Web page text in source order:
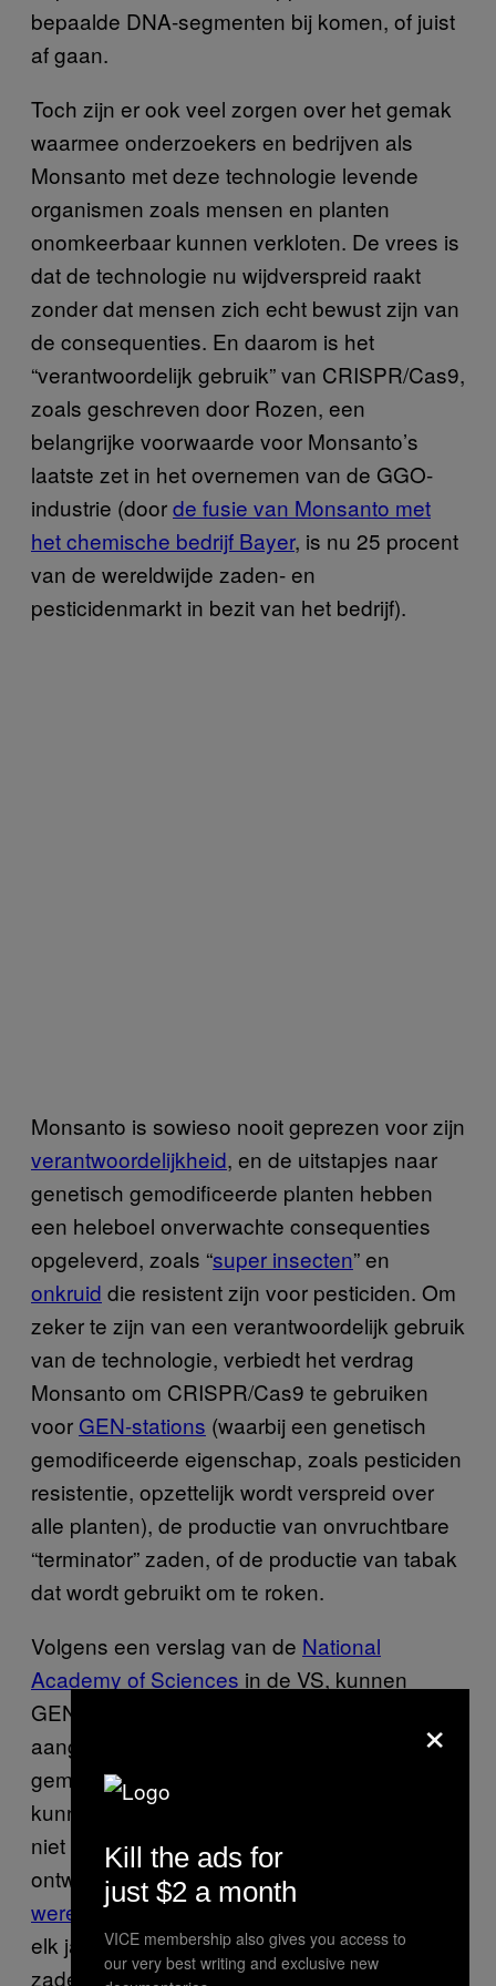
bepaalde DNA-segmenten bij komen, of juist
af gaan.
Toch zijn er ook veel zorgen over het gemak
waarmee onderzoekers en bedrijven als
Monsanto met deze technologie levende
organismen zoals mensen en planten
onomkeerbaar kunnen verkloten. De vrees is
dat de technologie nu wijdverspreid raakt
zonder dat mensen zich echt bewust zijn van
de consequenties. En daarom is het
“verantwoordelijk gebruik” van CRISPR/Cas9,
zoals geschreven door Rozen, een
belangrijke voorwaarde voor Monsanto’s
laatste zet in het overnemen van de GGO-
industrie (doorde fusie van Monsanto met
het chemische bedrijf Bayer, is nu 25 procent
van de wereldwijde zaden- en
pesticidenmarkt in bezit van het bedrijf).
Monsanto is sowieso nooit geprezen voor zijn
verantwoordelijkheid, en de uitstapjes naar
genetisch gemodificeerde planten hebben
een heleboel onverwachte consequenties
opgeleverd, zoals “super insecten” en
onkruid die resistent zijn voor pesticiden. Om
zeker te zijn van een verantwoordelijk gebruik
van de technologie, verbiedt het verdrag
Monsanto om CRISPR/Cas9 te gebruiken
voor GEN-stations (waarbij een genetisch
gemodificeerde eigenschap, zoals pesticiden
resistentie, opzettelijk wordt verspreid over
alle planten), de productie van onvruchtbare
“terminator” zaden, of de productie van tabak
dat wordt gebruikt om te roken.
Volgens een verslag van de National
Academy of Sciences in de VS, kunnen
GEN-stations een probleem vormen,
aangezien de eigenschappen van genetisch
gemodificeerde planten het ecosysteem
kunnen teisteren op een manier die we nog
niet kunnen overzien. De terminator zaden
ontwikkeld door Monsanto kregen
wereldwijde kritiek van boeren
elk jaar nieuwe zaden moesten kopen: de
zaden die de gewassen produceren waren
×
Kill the ads for
just $2 a month
VICE membership also gives you access to
our very best writing and exclusive new